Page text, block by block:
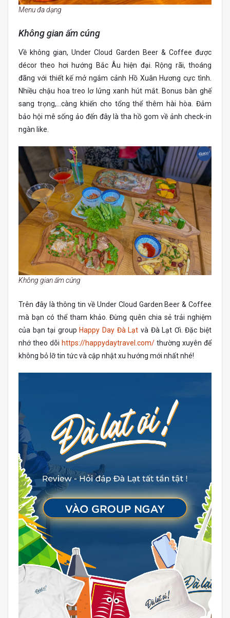
Menu đa dạng
Không gian ấm cúng
Về không gian, Under Cloud Garden Beer & Coffee được
décor theo hơi hướng Bắc Âu hiện đại. Rộng rãi, thoáng
đãng với thiết kế mở ngắm cảnh Hồ Xuân Hương cực tình.
Nhiều chậu hoa treo lơ lửng xanh hút mắt. Bonus bàn ghế
sang trọng,…càng khiến cho tổng thể thêm hài hòa. Đảm
bảo hội mê sống ảo đến đây là tha hồ gom về ảnh check-in
ngàn like.
Không gian ấm cúng
Trên đây là thông tin về Under Cloud Garden Beer & Coffee
mà bạn có thể tham khảo. Đừng quên chia sẻ trải nghiệm
của bạn tại group Happy Day Đà Lạt và Đà Lạt Ơi. Đặc biệt
nhớ theo dõi https://happydaytravel.com/ thường xuyên để
không bỏ lỡ tin tức và cập nhật xu hướng mới nhất nhé!